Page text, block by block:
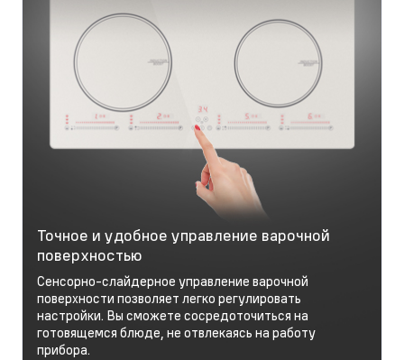
Точное и удобное управление варочной
поверхностью
Сенсорно-слайдерное управление варочной
поверхности позволяет легко регулировать
настройки. Вы сможете сосредоточиться на
готовящемся блюде, не отвлекаясь на работу
прибора.